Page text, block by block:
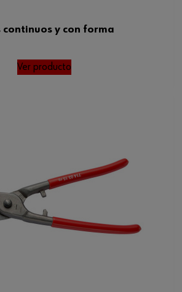
y con forma
Ver producto